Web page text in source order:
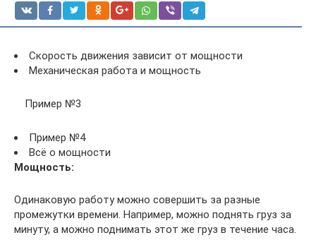
Скорость движения зависит от мощности
Механическая работа и мощность
Пример №3
Пример №4
Всё о мощности
Мощность:
Одинаковую работу можно совершить за разные
промежутки времени. Например, можно поднять груз за
минуту, а можно поднимать этот же груз в течение часа.